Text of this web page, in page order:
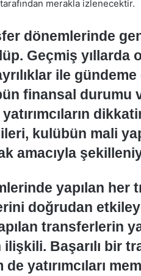
merakla izlenecektir.
dönemlerinde
Geçmiş yıllarda
ile
finansal durumu
kulübün mali
amacıyla
yapılan her
doğrudan
transferlerin
ilişkili. Başarılı bir
de yatırımcıları